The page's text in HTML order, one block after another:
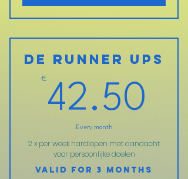
de Runner Ups
€
42.50
Every month
2 x per week hardlopen met aandacht
voor persoonlijke doelen
Valid for 3 months